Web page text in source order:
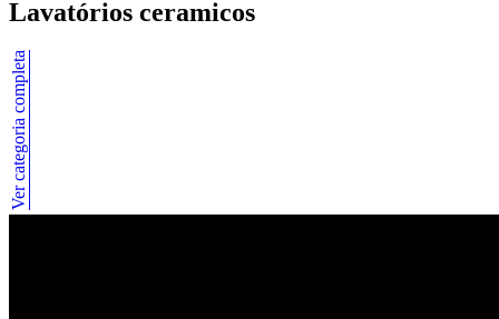
Lavatórios ceramicos
Ver categoria completa